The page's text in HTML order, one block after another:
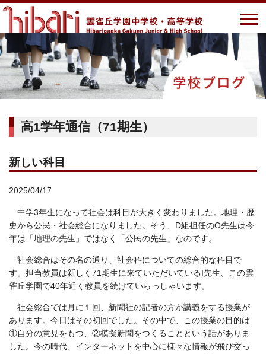
高1学年通信（71期生）
新しい科目
2025/04/17
中学3年生になって社会は科目が大きく変わりました。地理・歴
史から公民・社会総合になりました。そう、D組担任のO先生は今
年は「地理の先生」ではなく「公民の先生」なのです。
社会総合はその名の通り、社会科についての総合的な科目で
す。担当教員は新しく71期生に来ていただいているI先生、この雲
雀丘学園で40年近く教員を続けていらっしゃいます。
社会総合では月に１回、新聞社の記者の方が講義をする授業が
あります。今日はその初回でした。その中で、この授業の目的は
①自分の意見をもつ、②模擬新聞をつくることという話がありま
した。今の時代、インターネットを中心に様々な情報が飛び交っ